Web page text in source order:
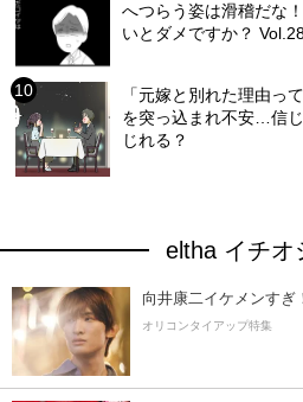
へつらう姿は滑稽だな
いとダメですか？ Vol.28
「元嫁と別れた理由っ
を突っ込まれ不安…信
じれる？
eltha イチオ
向井康二イケメンすぎ
オリコンタイアップ特集